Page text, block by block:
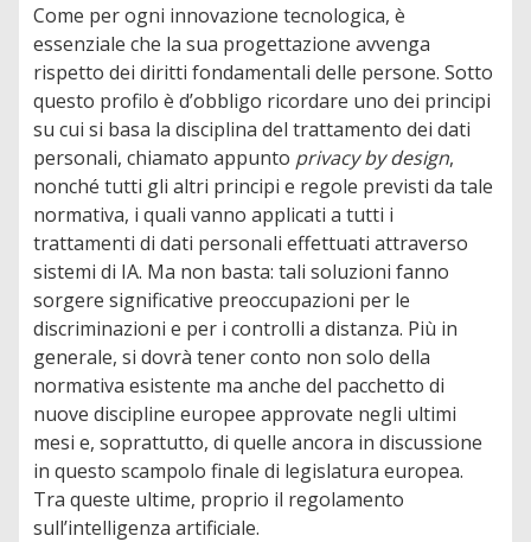
Come per ogni innovazione tecnologica, è
essenziale che la sua progettazione avvenga
rispetto dei diritti fondamentali delle persone. Sotto
questo profilo è d’obbligo ricordare uno dei principi
su cui si basa la disciplina del trattamento dei dati
personali, chiamato appunto privacy by design,
nonché tutti gli altri principi e regole previsti da tale
normativa, i quali vanno applicati a tutti i
trattamenti di dati personali effettuati attraverso
sistemi di IA. Ma non basta: tali soluzioni fanno
sorgere significative preoccupazioni per le
discriminazioni e per i controlli a distanza. Più in
generale, si dovrà tener conto non solo della
normativa esistente ma anche del pacchetto di
nuove discipline europee approvate negli ultimi
mesi e, soprattutto, di quelle ancora in discussione
in questo scampolo finale di legislatura europea.
Tra queste ultime, proprio il regolamento
sull’intelligenza artificiale.